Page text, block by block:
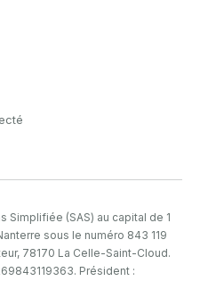
Simplifiée (SAS) au capital de 1
sous le numéro 843 119
78170 La Celle-Saint-Cloud.
Président :